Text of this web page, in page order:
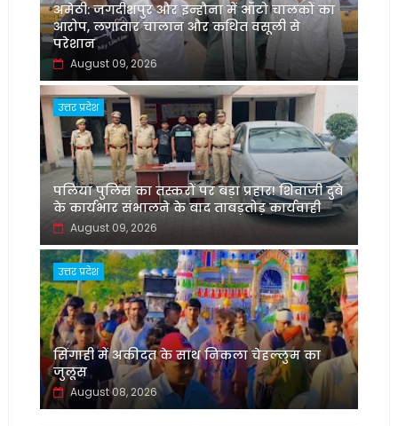
अमेठी: जगदीशपुर और इन्हौना में ऑटो चालकों का
आरोप, लगातार चालान और कथित वसूली से
परेशान
August 09, 2026
उत्तर प्रदेश
पलिया पुलिस का तस्करों पर बड़ा प्रहार! शिवाजी दुबे
के कार्यभार संभालने के बाद ताबड़तोड़ कार्यवाही
August 09, 2026
उत्तर प्रदेश
सिंगाही में अकीदत के साथ निकला चेहल्लुम का
जुलूस
August 08, 2026